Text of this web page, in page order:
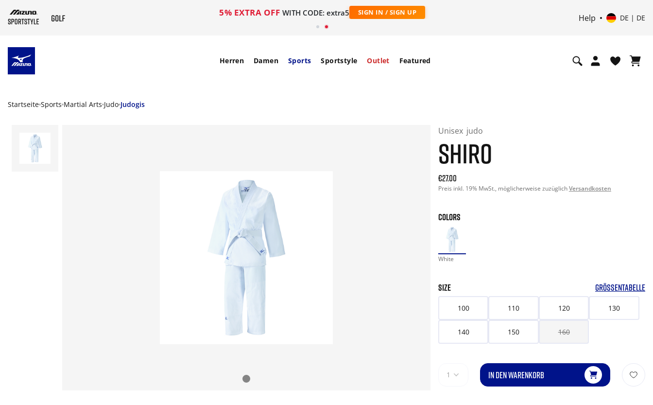
5% EXTRA OFF WITH CODE: extra5 SIGN IN / SIGN UP
Help DE | DE
Herren Damen Sports Sportstyle Outlet Featured
Startseite Sports Martial Arts Judo Judogis
Unisex judo
SHIRO
Aktueller Preis: 27.00. Preis inkl. 19% MwSt. und ggf.
€27.00
Preis inkl. 19% MwSt., möglicherweise zuzüglichVersandkosten
COLORS
White
SIZE GRÖSSENTABELLE
100 110 120 130
140 150 160
1 IN DEN WARENKORB